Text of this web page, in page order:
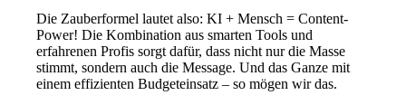
Die Zauberformel lautet also: KI + Mensch = Content-
Power! Die Kombination aus smarten Tools und
erfahrenen Profis sorgt dafür, dass nicht nur die Masse
stimmt, sondern auch die Message. Und das Ganze mit
einem effizienten Budgeteinsatz – so mögen wir das.